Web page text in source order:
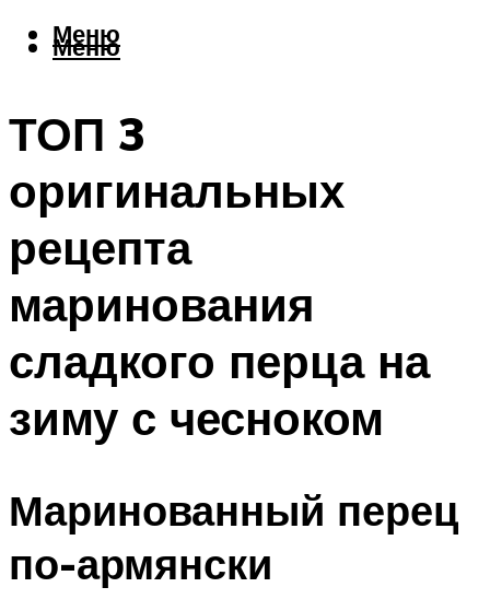
Меню
Меню
ТОП 3
оригинальных
рецепта
маринования
сладкого перца на
зиму с чесноком
Маринованный перец
по-армянски